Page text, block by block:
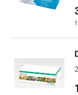
und